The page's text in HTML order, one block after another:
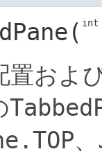
​( int
置およ
、